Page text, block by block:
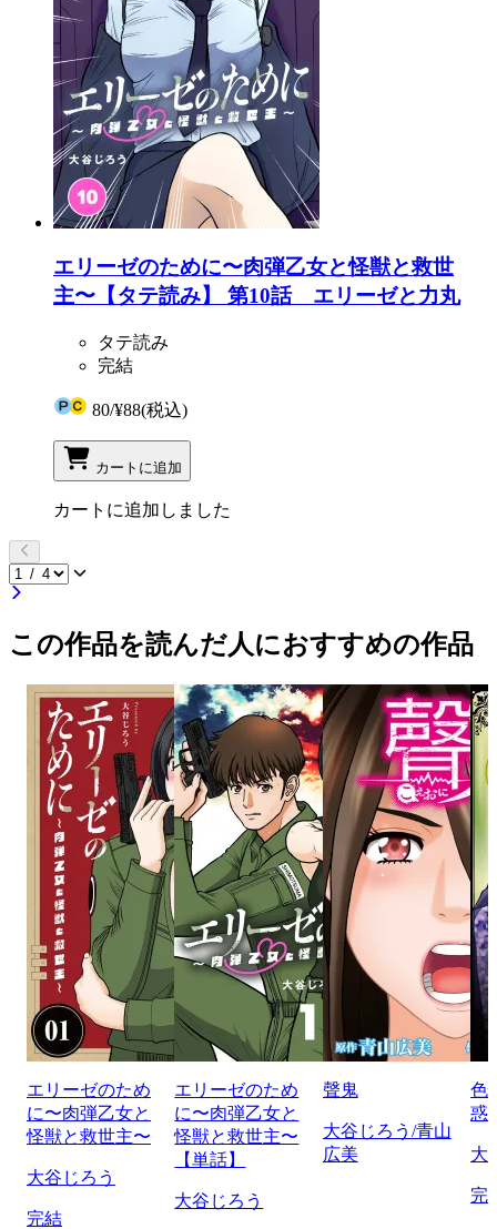
エリーゼのために〜肉弾乙女と怪獣と救世
主〜【タテ読み】 第10話 エリーゼと力丸
タテ読み
完結
80/¥88(税込)
カートに追加
カートに追加しました
この作品を読んだ人におすすめの作品
エリーゼのため
に〜肉弾乙女と
怪獣と救世主〜
大谷じろう
完結
エリーゼのため
に〜肉弾乙女と
怪獣と救世主〜
【単話】
大谷じろう
聲鬼
大谷じろう/青山
広美
色
惑
大
完